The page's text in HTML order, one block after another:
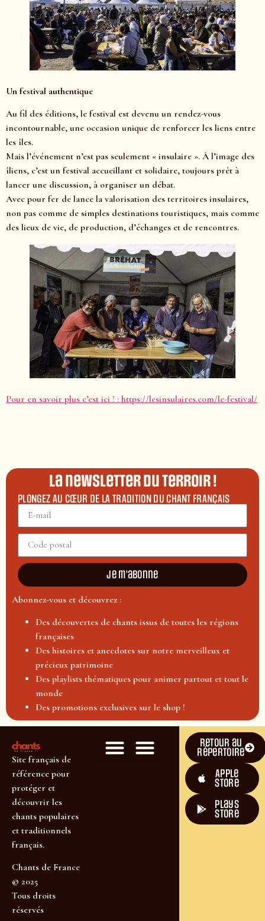
Un festival authentique
Au fil des éditions, le festival est devenu un rendez-vous
incontournable, une occasion unique de renforcer les liens entre
les îles.
Mais l’événement n’est pas seulement « insulaire ». À l’image des
îliens, c’est un festival accueillant et solidaire, toujours prêt à
lancer une discussion, à organiser un débat.
Avec pour fer de lance la valorisation des territoires insulaires,
non pas comme de simples destinations touristiques, mais comme
des lieux de vie, de production, d’échanges et de rencontres.
Pour en savoir plus c’est ici ! : https://lesinsulaires.com/le-festival/
La newsletter du terroir !
PLONGEZ AU CŒUR DE LA TRADITION DU CHANT FRANÇAIS
Je m'abonne
Abonnez-vous et découvrez :
Des découvertes de chants issus de toutes les régions
françaises
Des histoires et anecdotes sur notre merveilleux et
précieux patrimoine
Des playlists thématiques pour animer partout et tout le
monde
Des promotions exclusives sur le shop !
Site français de
référence pour
protéger et
découvrir les
chants populaires
et traditionnels
français.
Chants de France
© 2025
Tous droits
réservés
Retour au
répertoire
Apple
Store
plays
store